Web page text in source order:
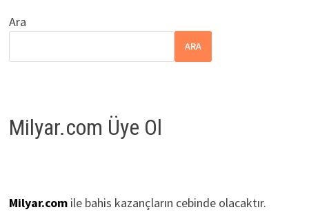
Ara
ARA
Milyar.com Üye Ol
Milyar.comile bahis kazançların cebinde olacaktır.